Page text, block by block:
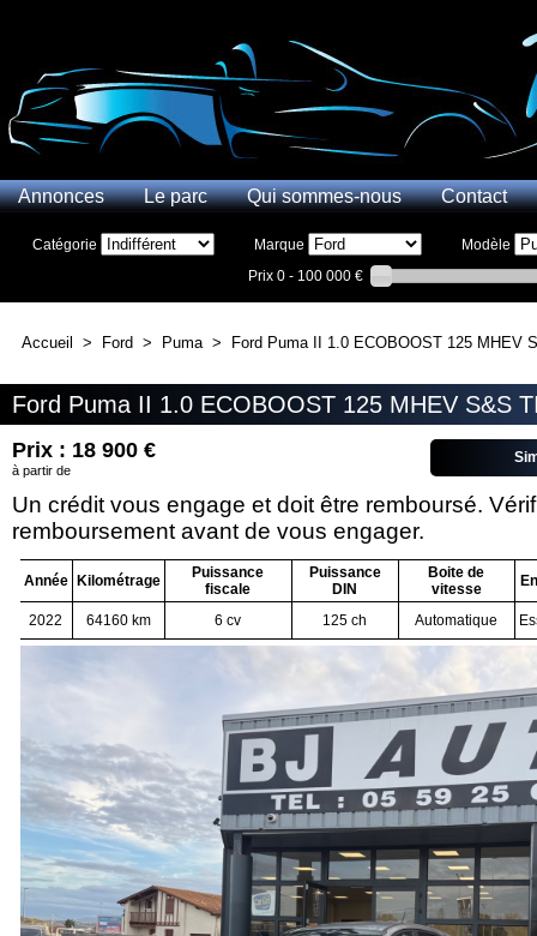
Annonces Le parc Qui sommes-nous Contact
Catégorie Marque
Modèle
Prix 0 - 100 000 €
Accueil > Ford > Puma > Ford Puma II 1.0 ECOBOOST 125 MHEV
Ford Puma II 1.0 ECOBOOST 125 MHEV S&S
Prix : 18 900 €
à partir de
Un crédit vous engage et doit être remboursé.
remboursement avant de vous engager.
Année Kilométrage
Puissance
fiscale
Puissance
DIN
Boite de
vitesse
2022 64160 km 6 cv 125 ch Automatique